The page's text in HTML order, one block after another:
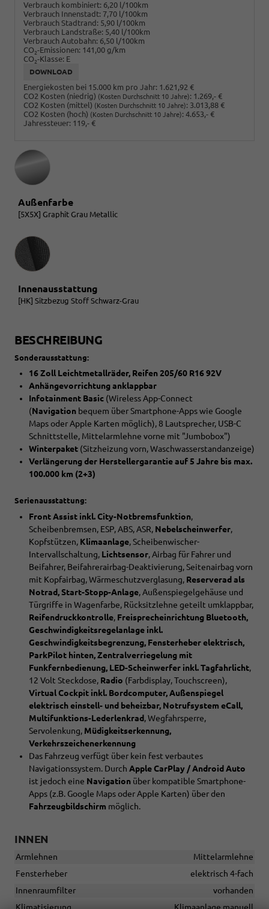
Verbrauch kombiniert: 6,20 l/100km
Verbrauch Innenstadt: 7,70 l/100km
Verbrauch Stadtrand: 5,90 l/100km
Verbrauch Landstraße: 5,40 l/100km
Verbrauch Autobahn: 6,50 l/100km
CO2-Emissionen: 141,00 g/km
CO2-Klasse: E
DOWNLOAD
Energiekosten bei 15.000 km pro Jahr: 1.621,92 €
CO2 Kosten (niedrig) (Kosten Durchschnitt 10 Jahre): 1.269,- €
CO2 Kosten (mittel) (Kosten Durchschnitt 10 Jahre): 3.013,88 €
CO2 Kosten (hoch) (Kosten Durchschnitt 10 Jahre): 4.653,- €
Jahressteuer: 119,- €
Außenfarbe
[5X5X] Graphit Grau Metallic
Innenausstattung
Innenausstattung
[HK] Sitzbezug Stoff Schwarz-Grau
BESCHREIBUNG
Sonderausstattung:
16 Zoll Leichtmetallräder, Reifen 205/60 R16 92V
Anhängevorrichtung anklappbar
Infotainment Basic (Wireless App-Connect
(Navigation bequem über Smartphone-Apps wie Google
Maps oder Apple Karten möglich), 8 Lautsprecher, USB-C
Schnittstelle, Mittelarmlehne vorne mit "Jumbobox")
Winterpaket (Sitzheizung vorn, Waschwasserstandanzeige)
Verlängerung der Herstellergarantie auf 5 Jahre bis max.
100.000 km (2+3)
Serienausstattung:
Front Assist inkl. City-Notbremsfunktion,
Scheibenbremsen, ESP, ABS, ASR, Nebelscheinwerfer,
Kopfstützen, Klimaanlage, Scheibenwischer-
Intervallschaltung, Lichtsensor, Airbag für Fahrer und
Beifahrer, Beifahrerairbag-Deaktivierung, Seitenairbag vorn
mit Kopfairbag, Wärmeschutzverglasung, Reserverad als
Notrad, Start-Stopp-Anlage, Außenspiegelgehäuse und
Türgriffe in Wagenfarbe, Rücksitzlehne geteilt umklappbar,
Reifendruckkontrolle, Freisprecheinrichtung Bluetooth,
Geschwindigkeitsregelanlage inkl.
Geschwindigkeitsbegrenzung, Fensterheber elektrisch,
ParkPilot hinten, Zentralverriegelung mit
Funkfernbedienung, LED-Scheinwerfer inkl. Tagfahrlicht,
12 Volt Steckdose, Radio (Farbdisplay, Touchscreen),
Virtual Cockpit inkl. Bordcomputer, Außenspiegel
elektrisch einstell- und beheizbar, Notrufsystem eCall,
Multifunktions-Lederlenkrad, Wegfahrsperre,
Servolenkung, Müdigkeitserkennung,
Verkehrszeichenerkennung
Das Fahrzeug verfügt über kein fest verbautes
Navigationssystem. Durch Apple CarPlay / Android Auto
ist jedoch eine Navigation über kompatible Smartphone-
Apps (z.B. Google Maps oder Apple Karten) über den
Fahrzeugbildschirm möglich.
INNEN
Armlehnen
Mittelarmlehne
Fensterheber
elektrisch 4-fach
Innenraumfilter
vorhanden